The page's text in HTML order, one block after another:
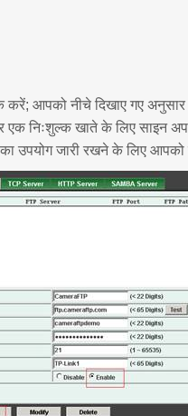
आपको नीचे दिखाए गए
एक निःशुल्क खाते के लिए साइन
का उपयोग जारी रखने के लिए